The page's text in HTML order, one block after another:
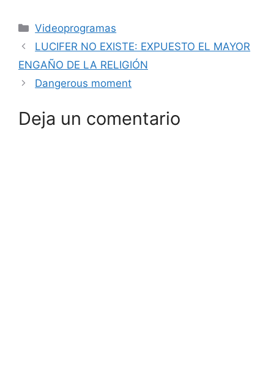
Categorías
Videoprogramas
LUCIFER NO EXISTE: EXPUESTO EL MAYOR
ENGAÑO DE LA RELIGIÓN
Dangerous moment
Deja un comentario